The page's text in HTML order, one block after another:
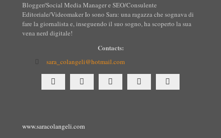
Blogger/Social Media Manager e SEO/Consulente
Editoriale/Videomaker Io sono Sara: una ragazza che sognava di
fare la giornalista e, inseguendo il suo sogno, ha scoperto la sua
vena nerd digitale!
Contacts:
sara_colangeli@hotmail.com
www.saracolangeli.com